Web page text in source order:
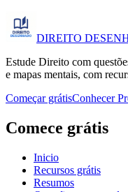
DIREITO
Estude Direito com
e mapas mentais, com
Começar grátisConhecer
Comece grátis
Inicio
Recursos grátis
Resumos